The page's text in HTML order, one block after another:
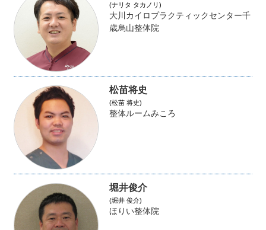
(ナリタ タカノリ)
大川カイロプラクティックセンター千
歳烏山整体院
松苗将史
(松苗 将史)
整体ルームみころ
堀井俊介
(堀井 俊介)
ほりい整体院